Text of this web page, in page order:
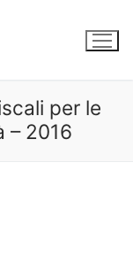
per le
– 2016